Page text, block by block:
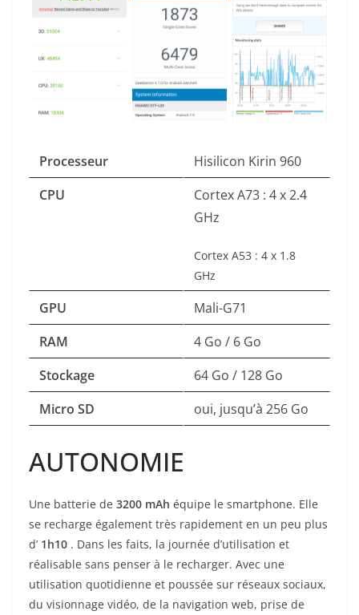
Processeur
Hisilicon Kirin 960
CPU
Cortex A73 : 4 x 2.4
GHz
Cortex A53 : 4 x 1.8
GHz
GPU
Mali-G71
RAM
4 Go / 6 Go
Stockage
64 Go / 128 Go
Micro SD
oui, jusqu’à 256 Go
AUTONOMIE
Une batterie de 3200 mAh équipe le smartphone. Elle
se recharge également très rapidement en un peu plus
d’ 1h10 . Dans les faits, la journée d’utilisation et
réalisable sans penser à le recharger. Avec une
utilisation quotidienne et poussée sur réseaux sociaux,
du visionnage vidéo, de la navigation web, prise de